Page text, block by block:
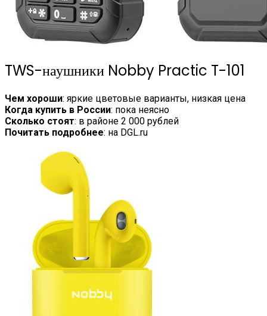
TWS-наушники Nobby Practic T-101
Чем хороши: яркие цветовые варианты, низкая цена
Когда купить в России: пока неясно
Сколько стоят: в районе 2 000 рублей
Почитать подробнее: на DGL.ru